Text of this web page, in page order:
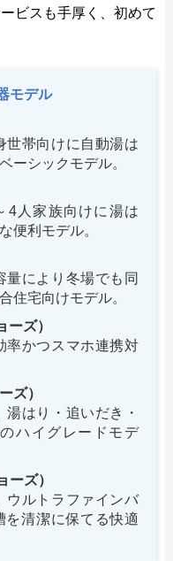
ビスも手厚く、初めて
モデル
世帯向けに自動湯は
ーシックモデル。
4人家族向けに湯は
便利モデル。
量により冬場でも同
住宅向けモデル。
ズ）
率かつスマホ連携対
ズ）
はり・追いだき・
ハイグレードモデ
ーズ）
ウルトラファインバ
を清潔に保てる快適